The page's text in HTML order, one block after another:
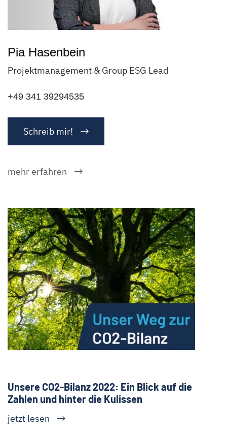
Unsere CO2-Bilanz 2022: Ein Blick auf die
Zahlen und hinter die Kulissen
jetzt lesen
Pia Hasenbein
Projektmanagement & Group ESG Lead
+49 341 39294535
Schreib mir!
mehr erfahren